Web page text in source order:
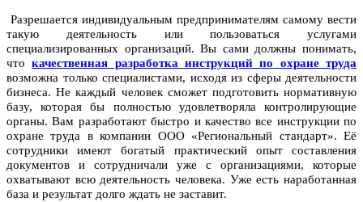
Разрешается индивидуальным предпринимателям самому вести
такую деятельность или пользоваться услугами
специализированных организаций. Вы сами должны понимать,
чтокачественная разработка инструкций по охране труда
возможна только специалистами, исходя из сферы деятельности
бизнеса. Не каждый человек сможет подготовить нормативную
базу, которая бы полностью удовлетворяла контролирующие
органы. Вам разработают быстро и качество все инструкции по
охране труда в компании ООО «Региональный стандарт». Её
сотрудники имеют богатый практический опыт составления
документов и сотрудничали уже с организациями, которые
охватывают всю деятельность человека. Уже есть наработанная
база и результат долго ждать не заставит.